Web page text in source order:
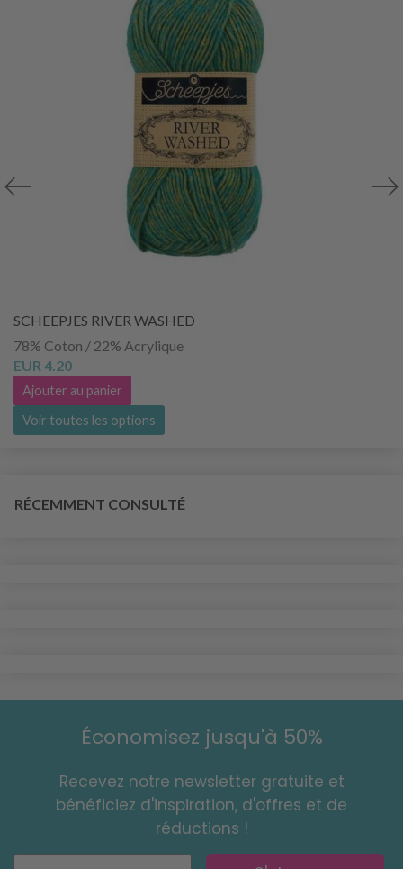
SCHEEPJES RIVER WASHED
78% Coton / 22% Acrylique
EUR 4.20
Ajouter au panier
Voir toutes les options
RÉCEMMENT CONSULTÉ
Économisez jusqu'à 50%
Recevez notre newsletter gratuite et
bénéficiez d'inspiration, d'offres et de
réductions !